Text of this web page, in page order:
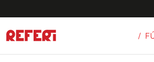
/